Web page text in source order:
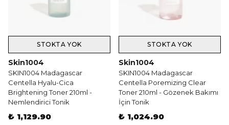
STOKTA YOK
Skin1004
SKIN1004 Madagascar
Centella Hyalu-Cica
Brightening Toner 210ml -
Nemlendirici Tonik
₺ 1,129.90
STOKTA YOK
Skin1004
SKIN1004 Madagascar
Centella Poremizing Clear
Toner 210ml - Gözenek Bakımı
İçin Tonik
₺ 1,024.90